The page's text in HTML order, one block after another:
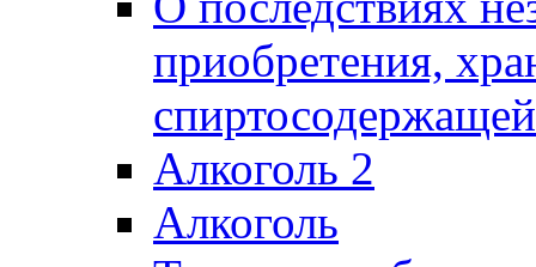
приобретения,
Алкоголь 2
Алкоголь